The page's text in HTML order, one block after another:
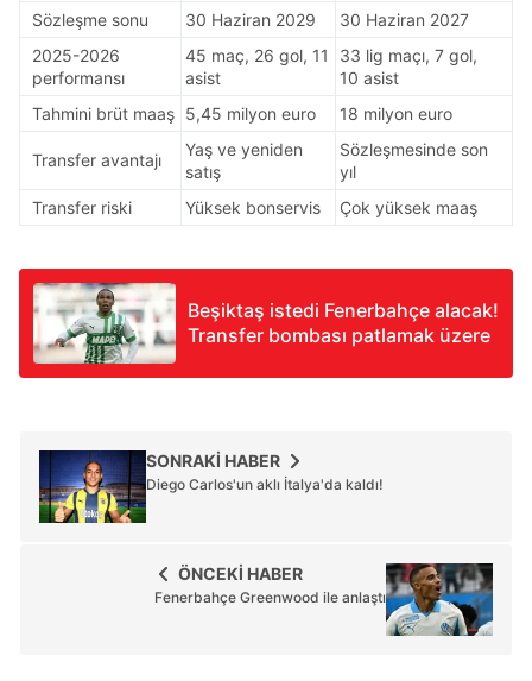
Sözleşme sonu
30 Haziran 2029
30 Haziran 2027
2025-2026
performansı
45 maç, 26 gol, 11
asist
33 lig maçı, 7 gol,
10 asist
Tahmini brüt maaş 5,45 milyon euro 18 milyon euro
Transfer avantajı
Yaş ve yeniden
satış
Sözleşmesinde son
yıl
Transfer riski
Yüksek bonservis Çok yüksek maaş
Beşiktaş istedi Fenerbahçe alacak!
Transfer bombası patlamak üzere
SONRAKİ HABER
Diego Carlos'un aklı İtalya'da kaldı!
ÖNCEKİ HABER
Fenerbahçe Greenwood ile anlaştı